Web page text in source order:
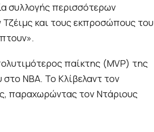
συλλογής περισσότερων
και τους εκπροσώπους του
παίκτης (MVP) της
NBA. Το Κλίβελαντ τον
παραχωρώντας τον Ντάριους